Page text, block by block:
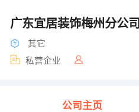
广东宜居装饰梅州分公司
其它
私营企业
公司主页